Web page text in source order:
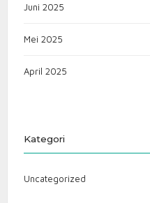
Juni 2025
Mei 2025
April 2025
Kategori
Uncategorized